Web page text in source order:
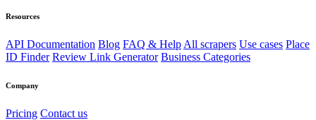
Resources
API Documentation Blog FAQ & Help All scrapers Use cases Place
ID Finder Review Link Generator Business Categories
Company
Pricing Contact us